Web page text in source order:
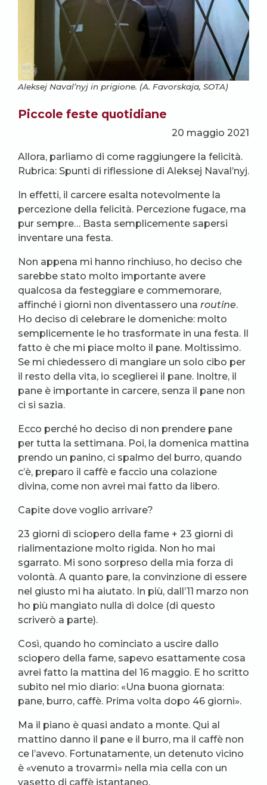
Aleksej Naval’nyj in prigione. (A. Favorskaja, SOTA)
Piccole feste quotidiane
20 maggio 2021
Allora, parliamo di come raggiungere la felicità.
Rubrica: Spunti di riflessione di Aleksej Naval’nyj.
In effetti, il carcere esalta notevolmente la
percezione della felicità. Percezione fugace, ma
pur sempre… Basta semplicemente sapersi
inventare una festa.
Non appena mi hanno rinchiuso, ho deciso che
sarebbe stato molto importante avere
qualcosa da festeggiare e commemorare,
affinché i giorni non diventassero una routine.
Ho deciso di celebrare le domeniche: molto
semplicemente le ho trasformate in una festa. Il
fatto è che mi piace molto il pane. Moltissimo.
Se mi chiedessero di mangiare un solo cibo per
il resto della vita, io sceglierei il pane. Inoltre, il
pane è importante in carcere, senza il pane non
ci si sazia.
Ecco perché ho deciso di non prendere pane
per tutta la settimana. Poi, la domenica mattina
prendo un panino, ci spalmo del burro, quando
c’è, preparo il caffè e faccio una colazione
divina, come non avrei mai fatto da libero.
Capite dove voglio arrivare?
23 giorni di sciopero della fame + 23 giorni di
rialimentazione molto rigida. Non ho mai
sgarrato. Mi sono sorpreso della mia forza di
volontà. A quanto pare, la convinzione di essere
nel giusto mi ha aiutato. In più, dall’11 marzo non
ho più mangiato nulla di dolce (di questo
scriverò a parte).
Così, quando ho cominciato a uscire dallo
sciopero della fame, sapevo esattamente cosa
avrei fatto la mattina del 16 maggio. E ho scritto
subito nel mio diario: «Una buona giornata:
pane, burro, caffè. Prima volta dopo 46 giorni».
Ma il piano è quasi andato a monte. Qui al
mattino danno il pane e il burro, ma il caffè non
ce l’avevo. Fortunatamente, un detenuto vicino
è «venuto a trovarmi» nella mia cella con un
vasetto di caffè istantaneo.